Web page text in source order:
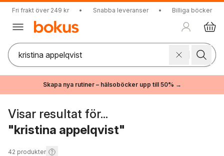
Fri frakt över 249 kr • Snabba leveranser • Billiga böcker
Skapa nya rutiner – hälsoböcker upp till 50% →
Visar resultat för...
"kristina appelqvist"
42 produkter